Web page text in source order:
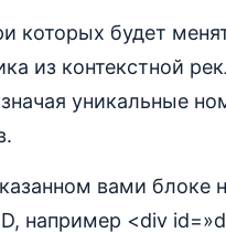
которых будет
из контекстной
уникальные
вами блоке
например <div